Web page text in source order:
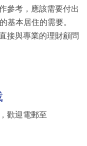
參考，應該需要付出
基本居住的需要。
接與專業的理財顧問
歡迎電郵至